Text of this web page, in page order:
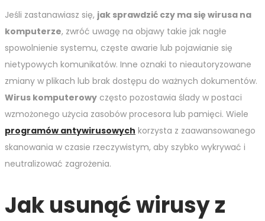
Jeśli zastanawiasz się, jak sprawdzić czy ma się wirusa na
komputerze, zwróć uwagę na objawy takie jak nagłe
spowolnienie systemu, częste awarie lub pojawianie się
nietypowych komunikatów. Inne oznaki to nieautoryzowane
zmiany w plikach lub brak dostępu do ważnych dokumentów.
Wirus komputerowy często pozostawia ślady w postaci
wzmożonego użycia zasobów procesora lub pamięci. Wiele
programów antywirusowych korzysta z zaawansowanego
skanowania w czasie rzeczywistym, aby szybko wykrywać i
neutralizować zagrożenia.
Jak usunąć wirusy z